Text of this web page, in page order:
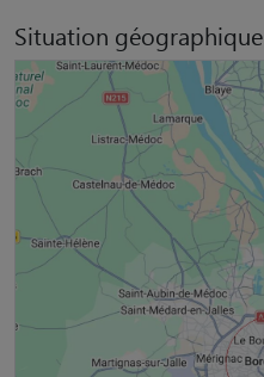
Situation géographique